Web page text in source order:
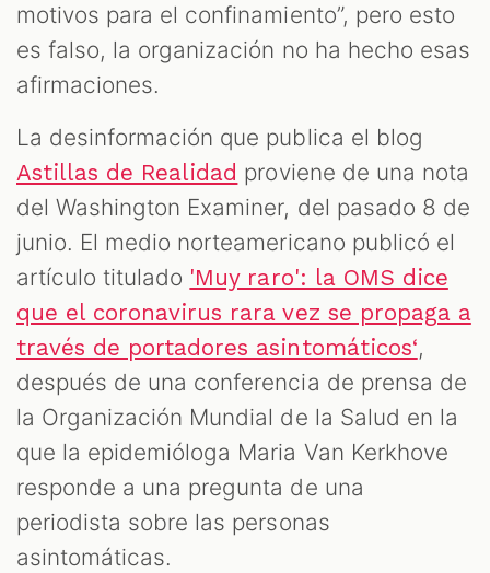
motivos para el confinamiento”, pero esto
es falso, la organización no ha hecho esas
afirmaciones.
La desinformación que publica el blog
Astillas de Realidad proviene de una nota
del Washington Examiner, del pasado 8 de
junio. El medio norteamericano publicó el
artículo titulado 'Muy raro': la OMS dice
que el coronavirus rara vez se propaga a
través de portadores asintomáticos‘,
después de una conferencia de prensa de
la Organización Mundial de la Salud en la
que la epidemióloga Maria Van Kerkhove
responde a una pregunta de una
periodista sobre las personas
asintomáticas.